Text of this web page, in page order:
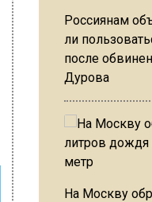
Россиянам
ли
после
Дурова
На Москву